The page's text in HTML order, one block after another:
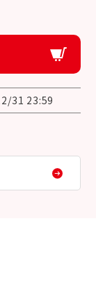
31 23:59